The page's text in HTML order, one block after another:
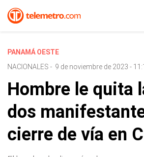
PANAMÁ OESTE
NACIONALES - 9 de noviembre de 2023 -
Hombre le quita
dos
cierre de vía en